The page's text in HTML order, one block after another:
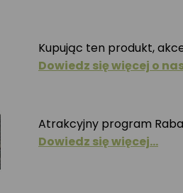
Kupując ten produkt,
Dowiedz się więcej o
Atrakcyjny program
Dowiedz się więcej…